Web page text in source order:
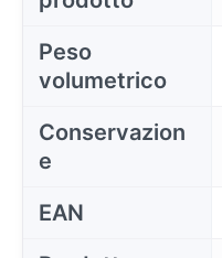
Peso
volumetrico
Conservazion
e
EAN